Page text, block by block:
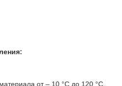
от – 10 °С до 120 °С.